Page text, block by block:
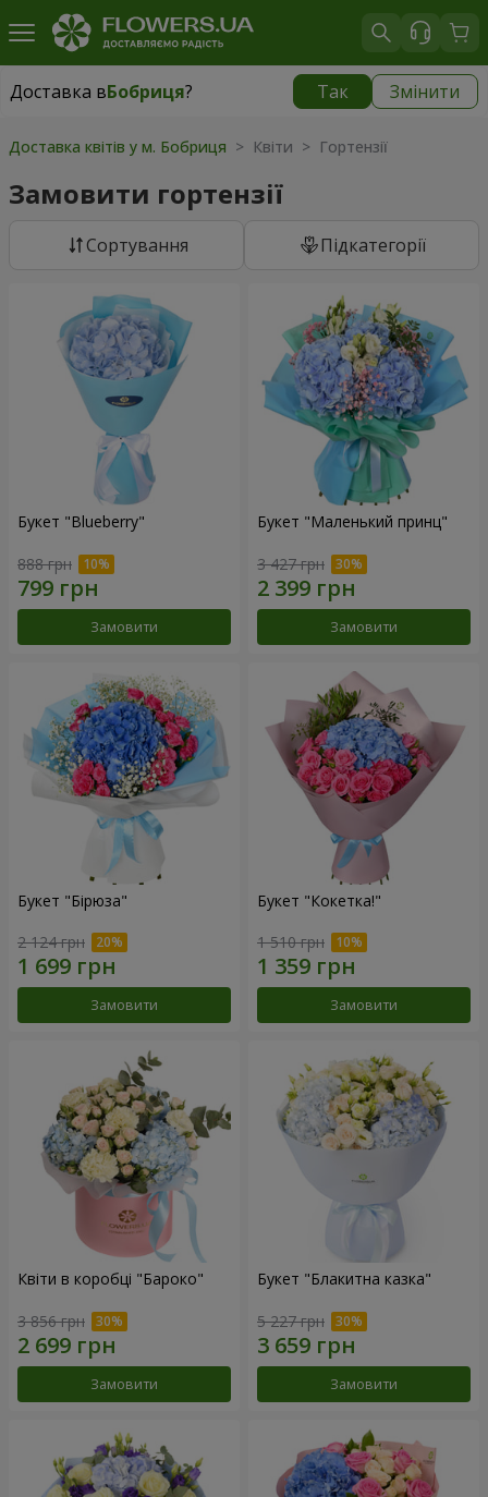
Доставка вБобриця? Так Змінити
Доставка вБобриця|
Доставка квітів у м. Бобриця > Квіти > Гортензії
Замовити гортензії
Сортування Підкатегорії
Букет "Blueberry"
888 грн
Замовити
Букет "Маленький принц"
3 427 грн
Замовити
Букет "Бірюза"
2 124 грн
Замовити
Букет "Кокетка!"
1 510 грн
Замовити
Квіти в коробці "Бароко"
3 856 грн
Замовити
Букет "Блакитна казка"
5 227 грн
Замовити